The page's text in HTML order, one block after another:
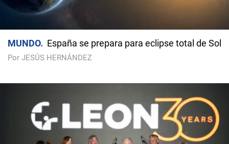
MUNDO España se prepara para eclipse total de Sol
Por JESÚS HERNÁNDEZ